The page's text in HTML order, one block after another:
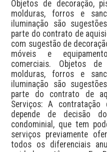
Objetos de decoração,
molduras, forros e
iluminação são
parte do contrato de
com sugestão de
móveis e
comerciais. Objetos de
molduras, forros e
iluminação são
parte do contrato de
Serviços: A
depende de decisão
condominial, que tem
serviços previamente
todos os diferenciais